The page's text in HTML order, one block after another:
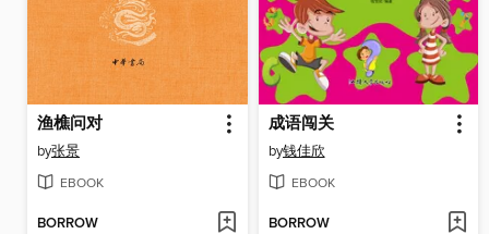
渔樵问对
by张景
EBOOK
BORROW
成语闯关
by钱佳欣
EBOOK
BORROW